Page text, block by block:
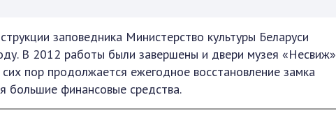
заповедника Министерство культуры Беларуси
В 2012 работы были завершены и двери музея «Несвиж»
пор продолжается ежегодное восстановление замка
большие финансовые средства.